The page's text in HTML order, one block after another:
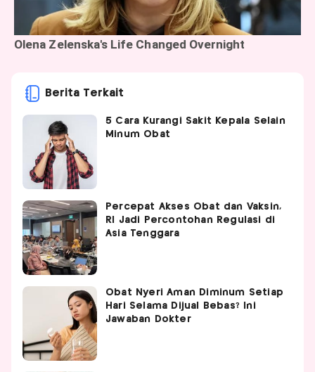
Berita Terkait
5 Cara Kurangi Sakit Kepala Selain
Minum Obat
Percepat Akses Obat dan Vaksin,
RI Jadi Percontohan Regulasi di
Asia Tenggara
Obat Nyeri Aman Diminum Setiap
Hari Selama Dijual Bebas? Ini
Jawaban Dokter